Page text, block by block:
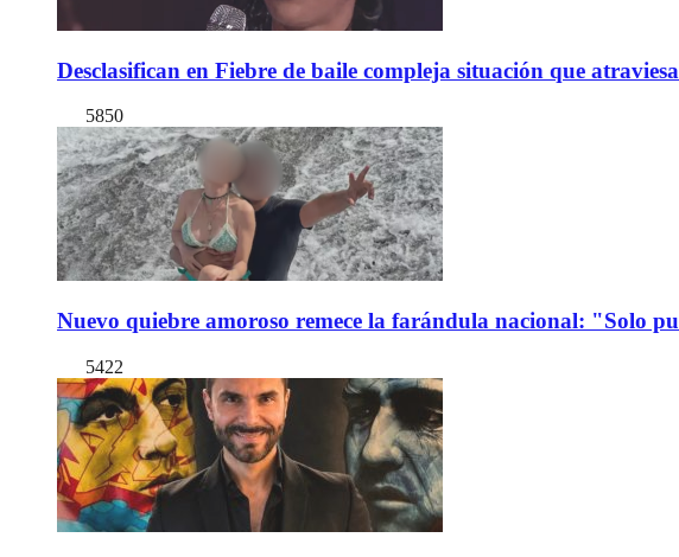
Desclasifican en Fiebre de baile compleja situación que
5850
Nuevo quiebre amoroso remece la farándula nacional: "Solo
5422